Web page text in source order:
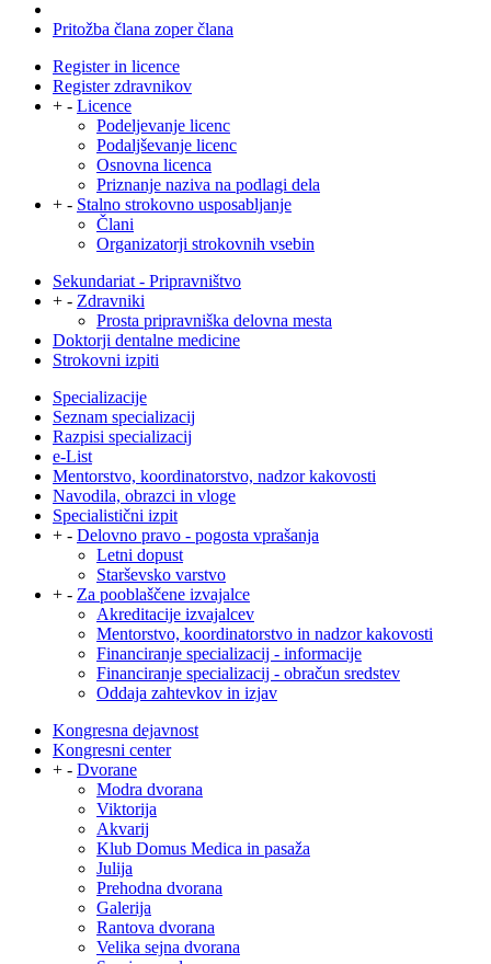
Pritožba člana zoper člana
Register in licence
Register zdravnikov
+ - Licence
Podeljevanje licenc
Podaljševanje licenc
Osnovna licenca
Priznanje naziva na podlagi dela
+ - Stalno strokovno usposabljanje
Člani
Organizatorji strokovnih vsebin
Sekundariat - Pripravništvo
+ - Zdravniki
Prosta pripravniška delovna mesta
Doktorji dentalne medicine
Strokovni izpiti
Specializacije
Seznam specializacij
Razpisi specializacij
e-List
Mentorstvo, koordinatorstvo, nadzor kakovosti
Navodila, obrazci in vloge
Specialistični izpit
+ - Delovno pravo - pogosta vprašanja
Letni dopust
Starševsko varstvo
+ - Za pooblaščene izvajalce
Akreditacije izvajalcev
Mentorstvo, koordinatorstvo in nadzor kakovosti
Financiranje specializacij - informacije
Financiranje specializacij - obračun sredstev
Oddaja zahtevkov in izjav
Kongresna dejavnost
Kongresni center
+ - Dvorane
Modra dvorana
Viktorija
Akvarij
Klub Domus Medica in pasaža
Julija
Prehodna dvorana
Galerija
Rantova dvorana
Velika sejna dvorana